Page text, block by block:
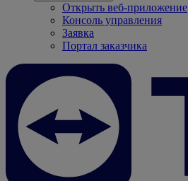
Открыть веб-приложение
Консоль управления
Заявка
Портал заказчика